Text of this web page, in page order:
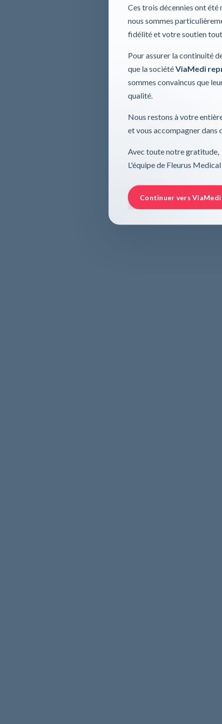
Ces trois décennies ont
nous sommes
fidélité et votre soutien
Pour assurer la continuité
que la sociétéViaMedi
sommes convaincus que
qualité.
Nous restons à votre
et vous accompagner dans
Avec toute notre gratitude,
L'équipe de Fleurus Medical
Continuer vers ViaMedi